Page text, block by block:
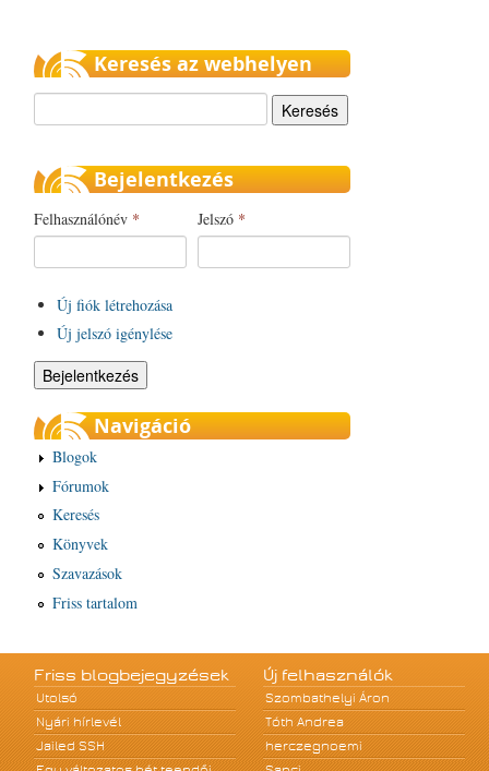
Keresés az webhelyen
Bejelentkezés
Felhasználónév * Jelszó *
Új fiók létrehozása
Új jelszó igénylése
Navigáció
Blogok
Fórumok
Keresés
Könyvek
Szavazások
Friss tartalom
Friss blogbejegyzések
Utolsó
Nyári hírlevél
Jailed SSH
Új felhasználók
Szombathelyi Áron
Tóth Andrea
herczegnoemi